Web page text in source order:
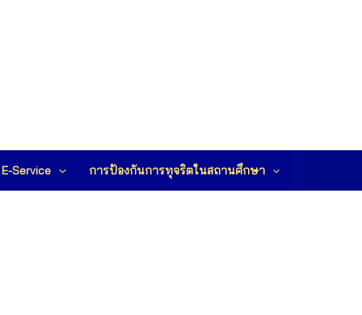
E-Service การป้องกันการทุจริตในสถานศึกษา